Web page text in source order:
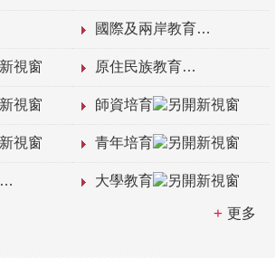
國際及兩岸教育
原住民族教育
師資培育
青年培育
大學教育
更多